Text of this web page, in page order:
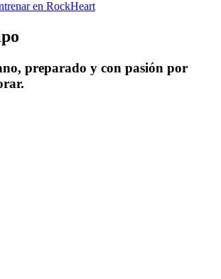
en RockHeart
preparado y con pasión por